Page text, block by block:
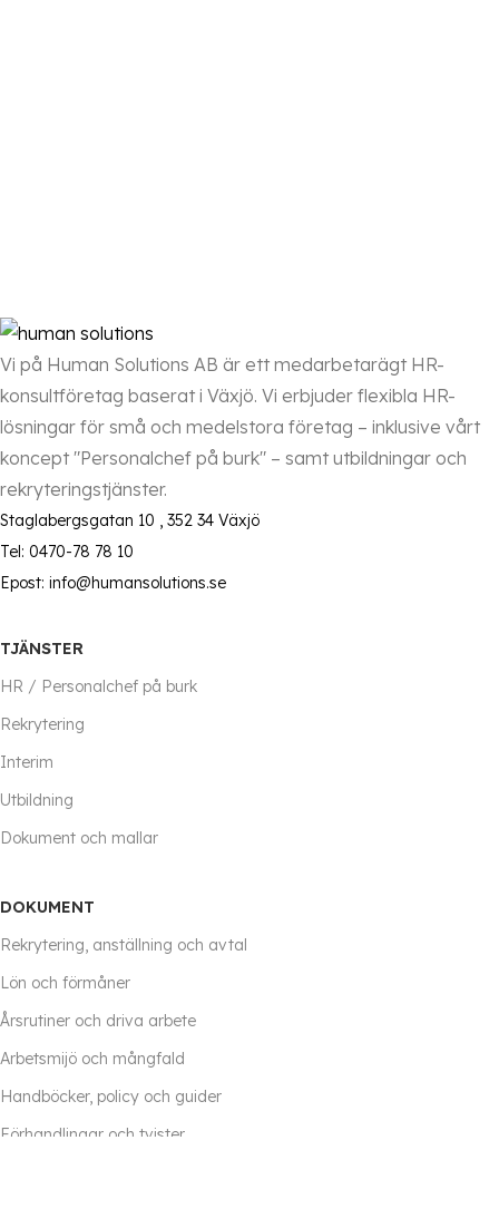
Vi på Human Solutions AB är ett medarbetarägt HR-
konsultföretag baserat i Växjö. Vi erbjuder flexibla HR-
lösningar för små och medelstora företag – inklusive vårt
koncept "Personalchef på burk" – samt utbildningar och
rekryteringstjänster.
Staglabergsgatan 10 , 352 34 Växjö
Tel: 0470-78 78 10
Epost: info@humansolutions.se
TJÄNSTER
HR / Personalchef på burk
Rekrytering
Interim
Utbildning
Dokument och mallar
DOKUMENT
Rekrytering, anställning och avtal
Lön och förmåner
Årsrutiner och driva arbete
Arbetsmijö och mångfald
Handböcker, policy och guider
Förhandlingar och tvister